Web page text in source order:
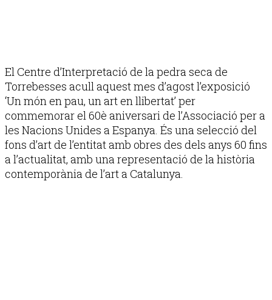
El Centre d’Interpretació de la pedra seca de
Torrebesses acull aquest mes d’agost l’exposició
‘Un món en pau, un art en llibertat’ per
commemorar el 60è aniversari de l’Associació per a
les Nacions Unides a Espanya. És una selecció del
fons d’art de l’entitat amb obres des dels anys 60 fins
a l’actualitat, amb una representació de la història
contemporània de l’art a Catalunya.